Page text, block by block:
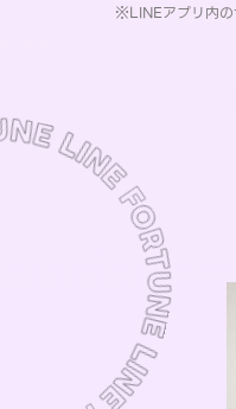
※LINEアプリ内の